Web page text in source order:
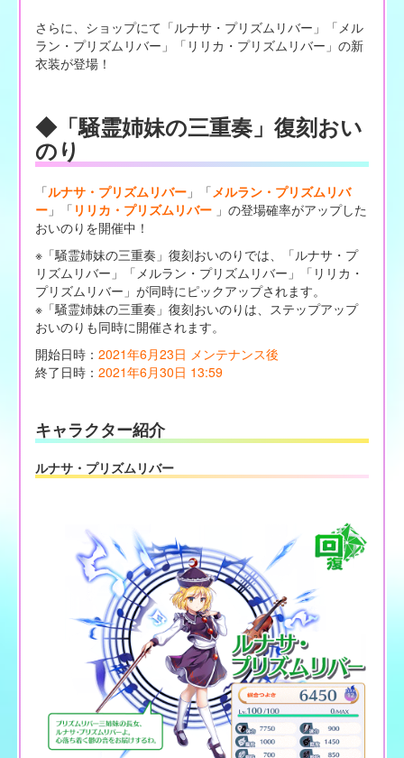
さらに、ショップにて「ルナサ・プリズムリバー」「メル
ラン・プリズムリバー」「リリカ・プリズムリバー」の新
衣装が登場！
◆「騒霊姉妹の三重奏」復刻おい
のり
「ルナサ・プリズムリバー」「 メルラン・プリズムリバ
ー」「 リリカ・プリズムリバー 」の登場確率がアップした
おいのりを開催中！
※「騒霊姉妹の三重奏」復刻おいのりでは、「ルナサ・プ
リズムリバー」「メルラン・プリズムリバー」「リリカ・
プリズムリバー」が同時にピックアップされます。
※「騒霊姉妹の三重奏」復刻おいのりは、ステップアップ
おいのりも同時に開催されます。
開始日時： 2021年6月23日 メンテナンス後
終了日時： 2021年6月30日 13:59
キャラクター紹介
ルナサ・プリズムリバー